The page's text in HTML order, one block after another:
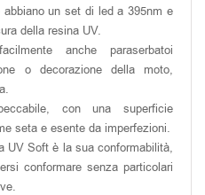
un set di led a 395nm e
della resina UV.
anche paraserbatoi
o decorazione della moto,
con una superficie
seta e esente da imperfezioni.
UV Soft è la sua conformabilità,
conformare senza particolari